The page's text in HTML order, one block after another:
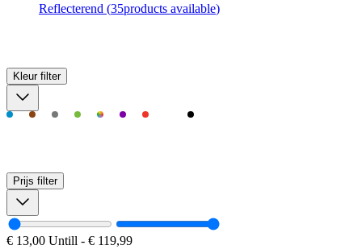
Reflecterend (35products available)
Kleur filter
Prijs filter
€ 13,00 Untill - € 119,99